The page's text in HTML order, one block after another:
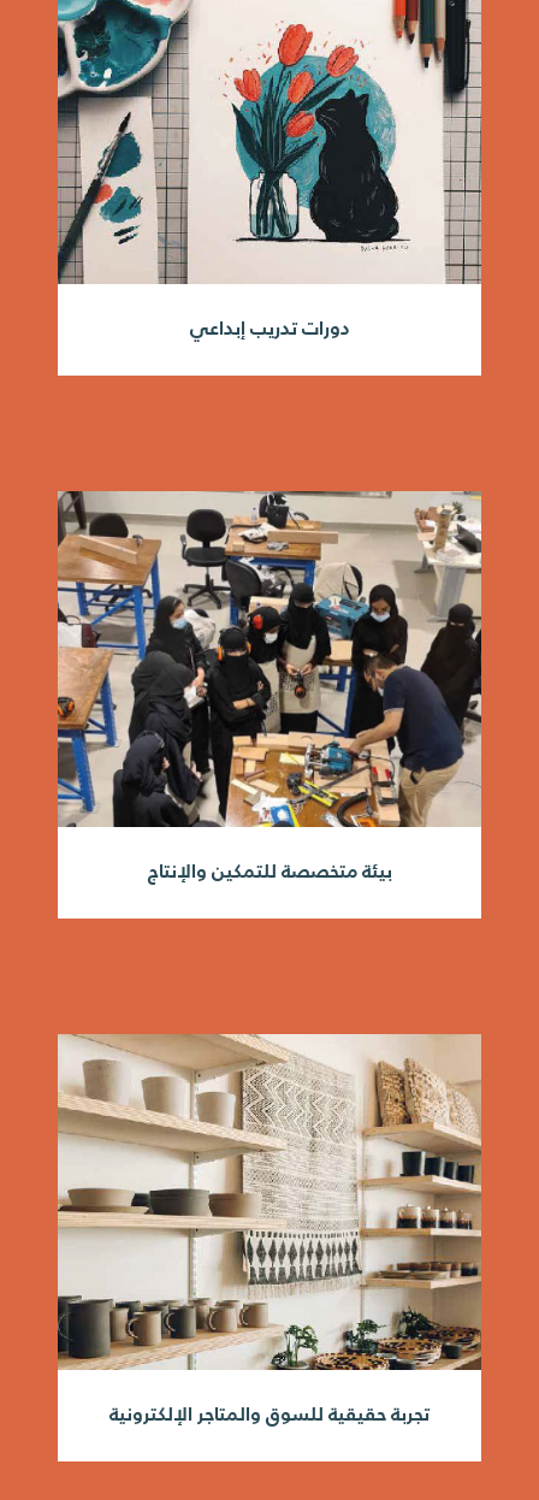
دورات تدريب إبداعي
بيئة متخصصة للتمكين والإنتاج
تجربة حقيقية للسوق والمتاجر الإلكترونية